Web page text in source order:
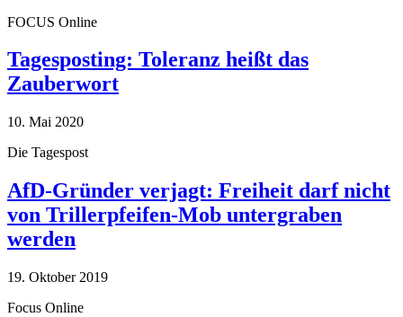
FOCUS Online
Tagesposting: Toleranz heißt das
Zauberwort
10. Mai 2020
Die Tagespost
AfD-Gründer verjagt: Freiheit darf nicht
von Trillerpfeifen-Mob untergraben
werden
19. Oktober 2019
Focus Online